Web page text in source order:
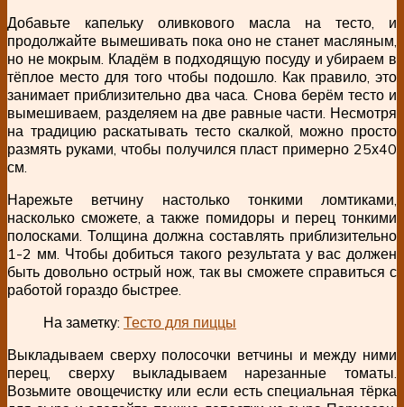
Добавьте капельку оливкового масла на тесто, и
продолжайте вымешивать пока оно не станет масляным,
но не мокрым. Кладём в подходящую посуду и убираем в
тёплое место для того чтобы подошло. Как правило, это
занимает приблизительно два часа. Снова берём тесто и
вымешиваем, разделяем на две равные части. Несмотря
на традицию раскатывать тесто скалкой, можно просто
размять руками, чтобы получился пласт примерно 25х40
см.
Нарежьте ветчину настолько тонкими ломтиками,
насколько сможете, а также помидоры и перец тонкими
полосками. Толщина должна составлять приблизительно
1-2 мм. Чтобы добиться такого результата у вас должен
быть довольно острый нож, так вы сможете справиться с
работой гораздо быстрее.
На заметку: Тесто для пиццы
Выкладываем сверху полосочки ветчины и между ними
перец, сверху выкладываем нарезанные томаты.
Возьмите овощечистку или если есть специальная тёрка